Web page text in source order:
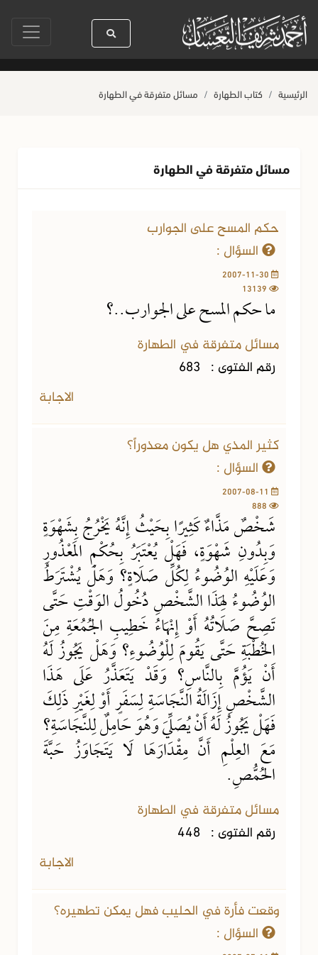
سيدنا رسول الله ﷺ كله رحمة صلاة آخر أربعاء من صفر
حياة
رفع العبد يديه
الرئيسية كتاب الطهارة مسائل متفرقة في الطهارة
مسائل متفرقة في الطهارة
حكم المسح على الجوارب
السؤال :
ما حكم المسح على الجوارب..؟
مسائل متفرقة في الطهارة
رقم الفتوى : 683
الاجابة
كثير المذي هل يكون معذوراً؟
السؤال :
شَخْصٌ مَذَّاءٌ كَثِيرًا بِحَيْثُ إِنَّهُ يَخْرُجُ بِشَهْوَةٍ
وَبِدُونِ شَهْوَةٍ، فَهَلْ يُعْتَبَرُ بِحُكْمِ المَعْذُورِ
وَعَلَيْهِ الوُضُوءُ لِكُلِّ صَلَاةٍ؟ وَهَلْ يُشْتَرَطُ
الوُضُوءُ لِهَذَا الشَّخْصِ دُخُولُ الوَقْتِ حَتَّى
تَصِحَّ صَلَاتُهُ أَوْ إِنْهَاءُ خَطِيبِ الجُمُعَةِ مِنَ
الخُطْبَةِ حَتَّى يَقُومَ لِلْوُضُوءِ؟ وَهَلْ يَجُوزُ لَهُ
أَنْ يَؤُمَّ بِالنَّاسِ؟ وَقَدْ يَتَعَذَّرُ عَلَى هَذَا
الشَّخْصِ إِزَالَةُ النَّجَاسَةِ لِسَفَرٍ أَوْ لِغَيْرِ ذَلِكَ
فَهَلْ يَجُوزُ لَهُ أَنْ يُصَلِّيَ وَهُوَ حَامِلٌ لِلنَّجَاسَةِ؟
مَعَ العِلْمِ أَنَّ مِقْدَارَهَا لَا يَتَجَاوَزُ حَبَّةَ
الحُمُّصِ.
مسائل متفرقة في الطهارة
رقم الفتوى : 448
الاجابة
وقعت فأرة في الحليب فهل يمكن تطهيره؟
السؤال :